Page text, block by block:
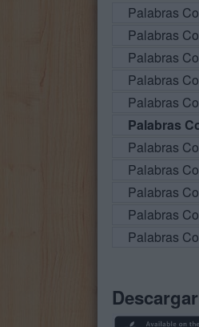
Palabras
Palabras
Palabras
Palabras
Palabras
Palabras
Palabras
Palabras
Palabras
Palabras
Palabras